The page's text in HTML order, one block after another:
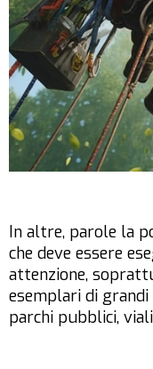
In altre, parole la
che deve essere
attenzione,
esemplari di
parchi pubblici,